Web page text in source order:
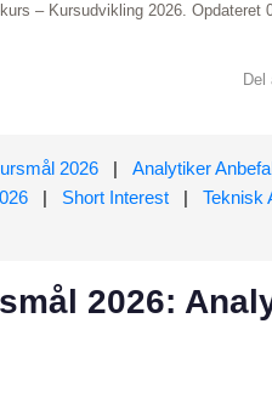
– Kursudvikling 2026. Opdateret
Del
2026 | Analytiker
| Short Interest | Teknisk
2026: